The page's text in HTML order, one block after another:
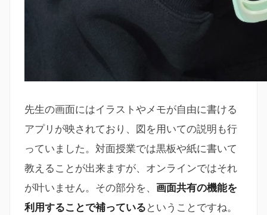
先生の画面にはイラストやメモが自由に書ける
アプリが映されており、図を用いての説明も行
っていました。対面授業では黒板や紙に書いて
教えることが出来ますが、オンラインではそれ
が叶いません。その部分を、 画面共有の機能を
利用することで補っているということですね。